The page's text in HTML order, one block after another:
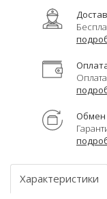
Обмен
Характеристики